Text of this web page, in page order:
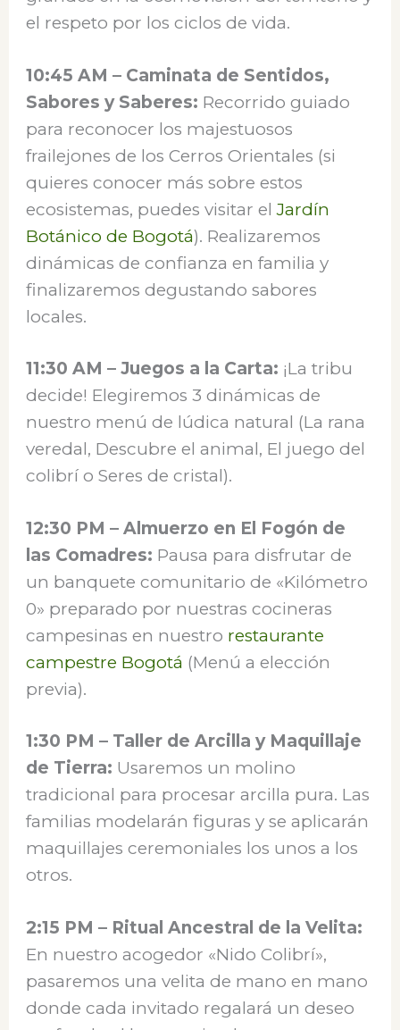
el respeto por los ciclos de vida.
10:45 AM – Caminata de Sentidos,
Sabores y Saberes: Recorrido guiado
para reconocer los majestuosos
frailejones de los Cerros Orientales (si
quieres conocer más sobre estos
ecosistemas, puedes visitar elJardín
Botánico de Bogotá). Realizaremos
dinámicas de confianza en familia y
finalizaremos degustando sabores
locales.
11:30 AM – Juegos a la Carta: ¡La tribu
decide! Elegiremos 3 dinámicas de
nuestro menú de lúdica natural (La rana
veredal, Descubre el animal, El juego del
colibrí o Seres de cristal).
12:30 PM – Almuerzo en El Fogón de
las Comadres: Pausa para disfrutar de
un banquete comunitario de «Kilómetro
0» preparado por nuestras cocineras
campesinas en nuestro restaurante
campestre Bogotá (Menú a elección
previa).
1:30 PM – Taller de Arcilla y Maquillaje
de Tierra: Usaremos un molino
tradicional para procesar arcilla pura. Las
familias modelarán figuras y se aplicarán
maquillajes ceremoniales los unos a los
otros.
2:15 PM – Ritual Ancestral de la Velita:
En nuestro acogedor «Nido Colibrí»,
pasaremos una velita de mano en mano
donde cada invitado regalará un deseo